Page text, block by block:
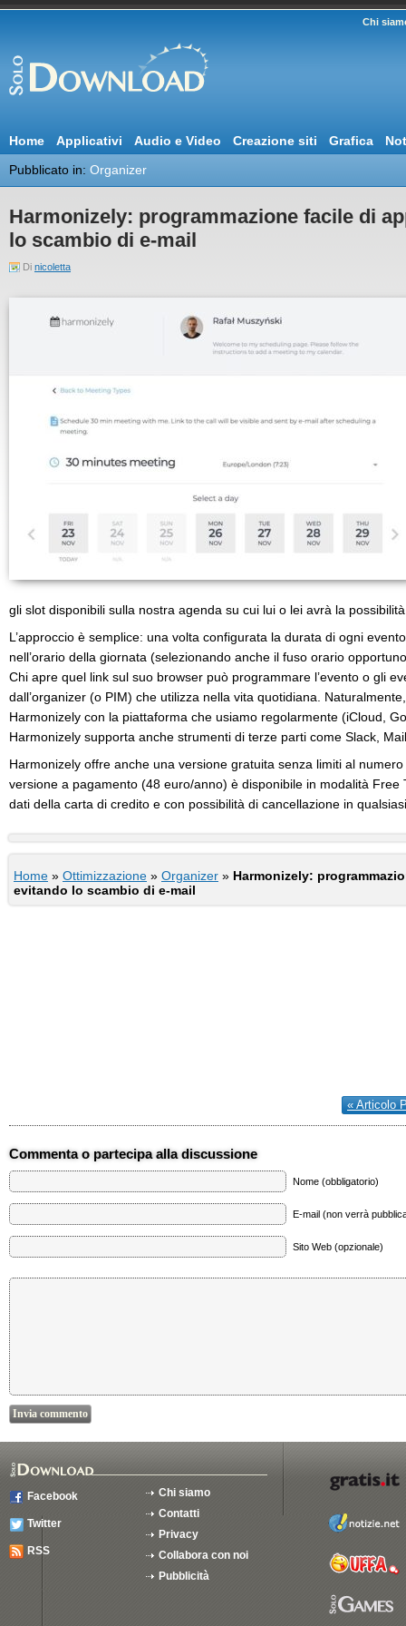
Chi
Home Applicativi Audio e Video Creazione siti Grafica
Pubblicato in: Organizer
Harmonizely: programmazione facile di
lo scambio di e-mail
Di nicoletta
gli slot disponibili sulla nostra agenda su cui lui o lei avrà la
L’approccio è semplice: una volta configurata la durata di ogni
nell’orario della giornata (selezionando anche il fuso orario
Chi apre quel link sul suo browser può programmare l’evento o gli
dall’organizer (o PIM) che utilizza nella vita quotidiana.
Harmonizely con la piattaforma che usiamo regolarmente (iCloud,
Harmonizely supporta anche strumenti di terze parti come Slack,
Harmonizely offre anche una versione gratuita senza limiti al
versione a pagamento (48 euro/anno) è disponibile in modalità Free
dati della carta di credito e con possibilità di cancellazione in
Home » Ottimizzazione » Organizer » Harmonizely:
evitando lo scambio di e-mail
« Articolo
Commenta o partecipa alla discussione
Nome (obbligatorio)
E-mail (non verrà
Sito Web (opzionale)
Facebook
Twitter
RSS
Chi siamo
Contatti
Privacy
Collabora con noi
Pubblicità